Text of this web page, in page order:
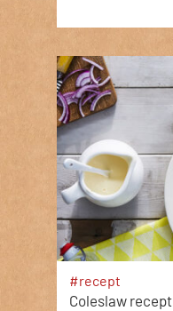
#recept
Coleslaw recept